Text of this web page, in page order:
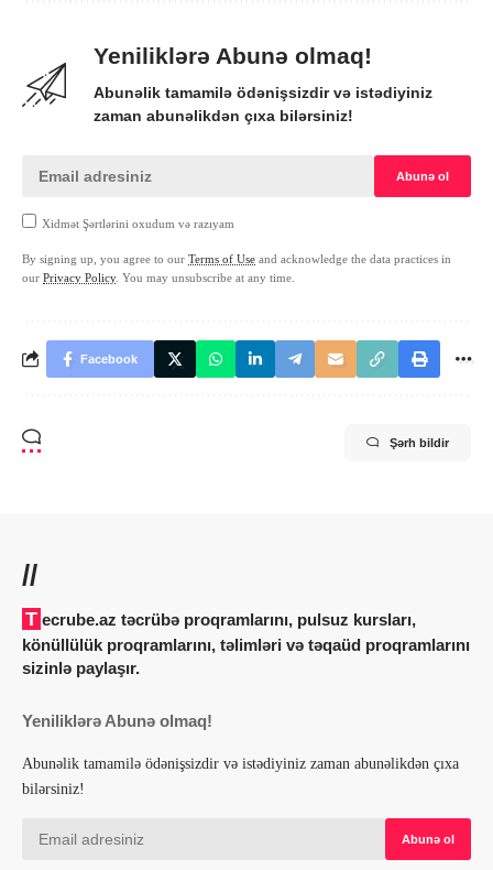
Yeniliklərə Abunə olmaq!
Abunəlik tamamilə ödənişsizdir və istədiyiniz
zaman abunəlikdən çıxa bilərsiniz!
Xidmət Şərtlərini oxudum və razıyam
By signing up, you agree to our Terms of Use and acknowledge the data practices in
our Privacy Policy. You may unsubscribe at any time.
Facebook
Şərh bildir
//
Tecrube.az təcrübə proqramlarını, pulsuz kursları,
könüllülük proqramlarını, təlimləri və təqaüd proqramlarını
sizinlə paylaşır.
Yeniliklərə Abunə olmaq!
Abunəlik tamamilə ödənişsizdir və istədiyiniz zaman abunəlikdən çıxa
bilərsiniz!